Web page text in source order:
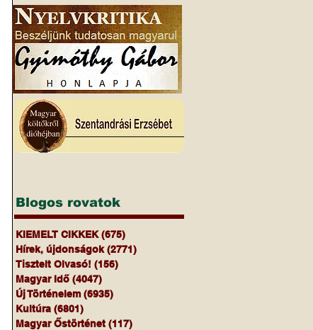
Blogos rovatok
KIEMELT CIKKEK (675)
Hírek, újdonságok (2771)
Tisztelt Olvasó! (156)
Magyar Idő (4047)
Új Történelem (6935)
Kultúra (6801)
Magyar Őstörténet (117)